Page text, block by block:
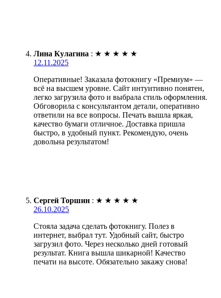
Лина Кулагина : ★ ★ ★ ★ ★
12.11.2025
Оперативные! Заказала фотокнигу «Премиум» —
всё на высшем уровне. Сайт интуитивно понятен,
легко загрузила фото и выбрала стиль оформления.
Обговорила с консультантом детали, оперативно
ответили на все вопросы. Печать вышла яркая,
качество бумаги отличное. Доставка пришла
быстро, в удобный пункт. Рекомендую, очень
довольна результатом!
Сергей Торшин : ★ ★ ★ ★ ★
26.10.2025
Стояла задача сделать фотокнигу. Полез в
интернет, выбрал тут. Удобный сайт, быстро
загрузил фото. Через несколько дней готовый
результат. Книга вышла шикарной! Качество
печати на высоте. Обязательно закажу снова!